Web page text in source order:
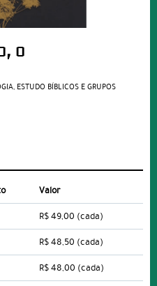
O
, ESTUDO BÍBLICOS E GRUPOS
Valor
R$ 49,00 (cada)
R$ 48,50 (cada)
R$ 48,00 (cada)